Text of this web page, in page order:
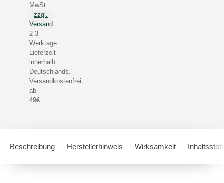
MwSt.
zzgl.
Versand
2-3
Werktage
Lieferzeit
innerhalb
Deutschlands.
Versandkostenfrei
ab
49€
Beschreibung Herstellerhinweis Wirksamkeit